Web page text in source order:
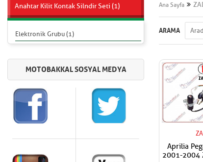
Anahtar Kilit Kontak Silndir Seti (1)
Elektronik Grubu (1)
Ana Sayfa
ARAMA
Aprilia
2001-2004